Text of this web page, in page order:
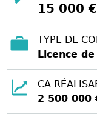
15 000 €
TYPE DE
Licence
CA
2 500 000